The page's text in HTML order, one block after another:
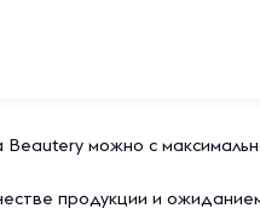
Beautery можно с
продукции и